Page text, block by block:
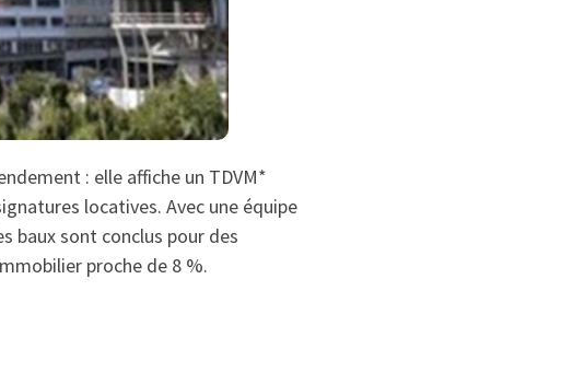
: elle affiche un TDVM*
locatives. Avec une équipe
baux sont conclus pour des
proche de 8 %.